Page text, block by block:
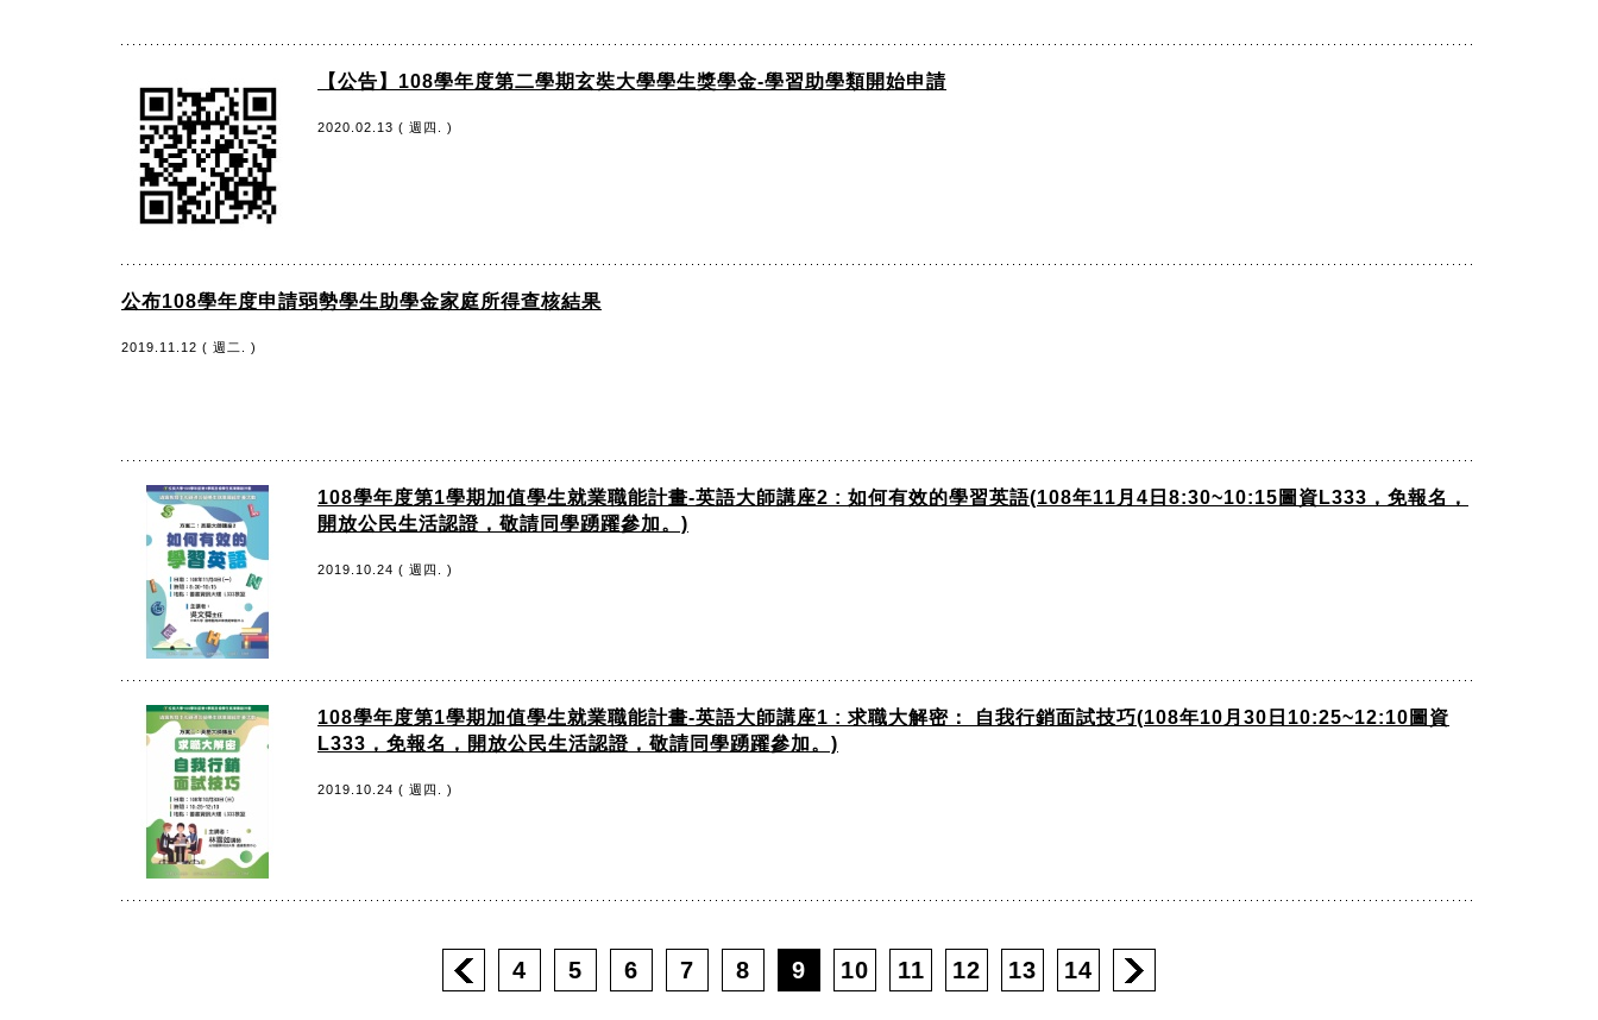
【公告】108學年度第二學期玄奘大學學生獎學金-學習助學類開始申請
2020.02.13 ( 週四. )
公布108學年度申請弱勢學生助學金家庭所得查核結果
2019.11.12 ( 週二. )
108學年度第1學期加值學生就業職能計畫-英語大師講座2 : 如何有效的學習英語(108年11月4日8:30~10:15圖資L333，免報名，
開放公民生活認證，敬請同學踴躍參加。)
2019.10.24 ( 週四. )
108學年度第1學期加值學生就業職能計畫-英語大師講座1 : 求職大解密： 自我行銷面試技巧(108年10月30日10:25~12:10圖資
L333，免報名，開放公民生活認證，敬請同學踴躍參加。)
2019.10.24 ( 週四. )
4 5 6 7 8 9 10 11 12 13 14